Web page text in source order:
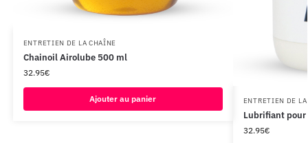
ENTRETIEN DE LA CHAÎNE
Chainoil Airolube 500 ml
32.95€
Ajouter au panier ENTRETIEN DE
Lubrifiant pour
32.95€